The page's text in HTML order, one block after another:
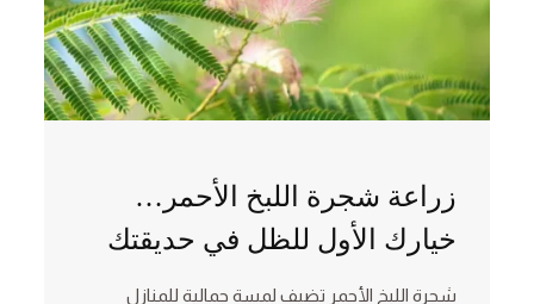
زراعة شجرة اللبخ الأحمر…
خيارك الأول للظل في حديقتك
شجرة اللبخ الأحمر تضيف لمسة جمالية للمنازل